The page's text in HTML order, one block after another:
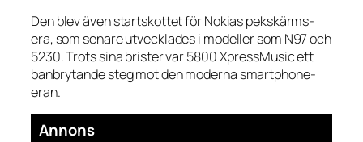
Den blev även startskottet för Nokias pekskärms-
era, som senare utvecklades i modeller som N97 och
5230. Trots sina brister var 5800 XpressMusic ett
banbrytande steg mot den moderna smartphone-
eran.
Annons